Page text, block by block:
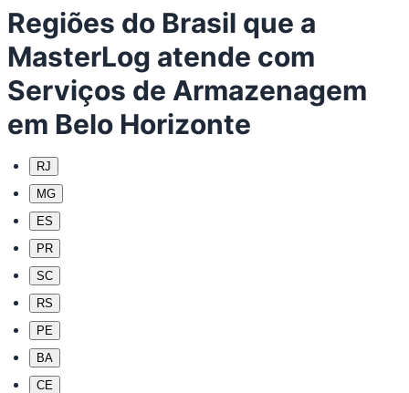
Regiões do Brasil que a
MasterLog atende com
Serviços de Armazenagem
em Belo Horizonte
RJ
MG
ES
PR
SC
RS
PE
BA
CE